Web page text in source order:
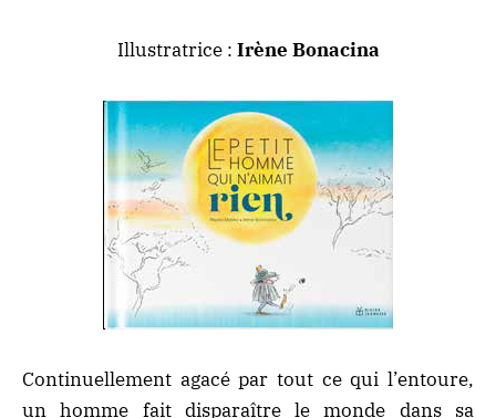
Illustratrice : Irène Bonacina
Continuellement agacé par tout ce qui l’entoure,
un homme fait disparaître le monde dans sa